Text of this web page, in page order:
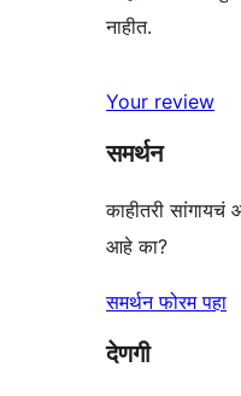
नाहीत.
Your review
समर्थन
काहीतरी
आहे का?
समर्थन फोरम पहा
देणगी